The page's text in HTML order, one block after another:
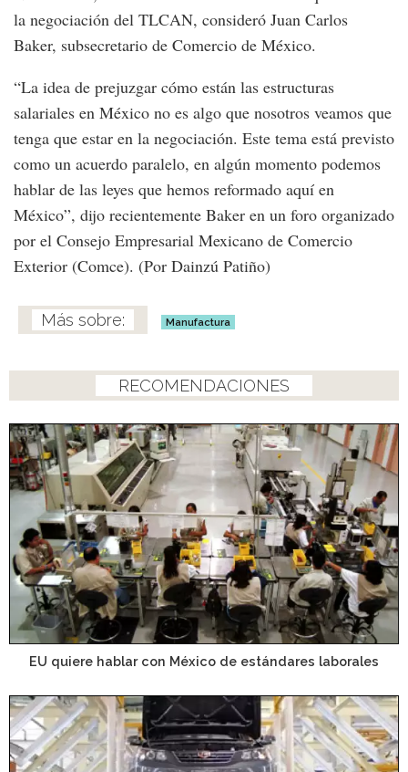
la negociación del TLCAN, consideró Juan Carlos
Baker, subsecretario de Comercio de México.
“La idea de prejuzgar cómo están las estructuras
salariales en México no es algo que nosotros veamos que
tenga que estar en la negociación. Este tema está previsto
como un acuerdo paralelo, en algún momento podemos
hablar de las leyes que hemos reformado aquí en
México”, dijo recientemente Baker en un foro organizado
por el Consejo Empresarial Mexicano de Comercio
Exterior (Comce). (Por Dainzú Patiño)
Manufactura
RECOMENDACIONES
EU quiere hablar con México de estándares laborales